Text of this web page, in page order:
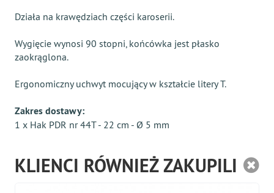
Działa na krawędziach części karoserii.
Wygięcie wynosi 90 stopni, końcówka jest płasko
zaokrąglona.
Ergonomiczny uchwyt mocujący w kształcie litery T.
Zakres dostawy:
1 x Hak PDR nr 44T - 22 cm - Ø 5 mm
KLIENCI RÓWNIEŻ ZAKUPILI